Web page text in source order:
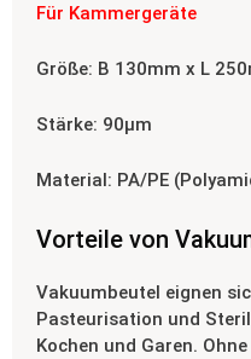
Für Kammergeräte
Größe: B 130mm x L
Stärke: 90µm
Material: PA/PE
Vorteile von
Vakuumbeutel eignen
Pasteurisation und
Kochen und Garen.